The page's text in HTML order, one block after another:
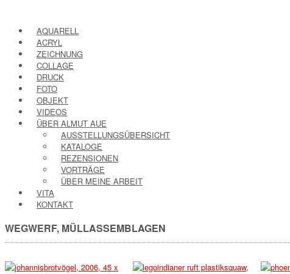
AQUARELL
ACRYL
ZEICHNUNG
COLLAGE
DRUCK
FOTO
OBJEKT
VIDEOS
ÜBER ALMUT AUE
AUSSTELLUNGSÜBERSICHT
KATALOGE
REZENSIONEN
VORTRÄGE
ÜBER MEINE ARBEIT
VITA
KONTAKT
WEGWERF, MÜLLASSEMBLAGEN